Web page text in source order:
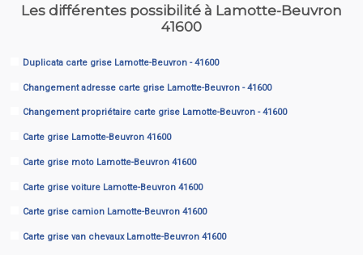
Les différentes possibilité à Lamotte-Beuvron
41600
Duplicata carte grise Lamotte-Beuvron - 41600
Changement adresse carte grise Lamotte-Beuvron - 41600
Changement propriétaire carte grise Lamotte-Beuvron - 41600
Carte grise Lamotte-Beuvron 41600
Carte grise moto Lamotte-Beuvron 41600
Carte grise voiture Lamotte-Beuvron 41600
Carte grise camion Lamotte-Beuvron 41600
Carte grise van chevaux Lamotte-Beuvron 41600